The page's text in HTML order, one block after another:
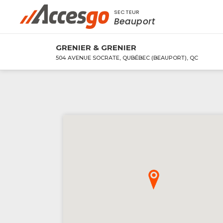
Rechercher à proximité - Entreprise /
SECTEUR
Beauport
GRENIER & GRENIER
504 AVENUE SOCRATE, QUBÉBEC (BEAUPORT), QC